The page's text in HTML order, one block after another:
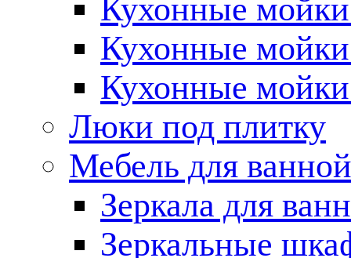
Кухонные мойки
Кухонные
Кухонные
Люки под плитку
Мебель для
Зеркала для
Зеркальные